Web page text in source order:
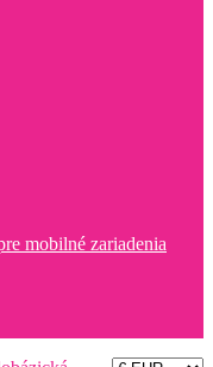
mobilné zariadenia